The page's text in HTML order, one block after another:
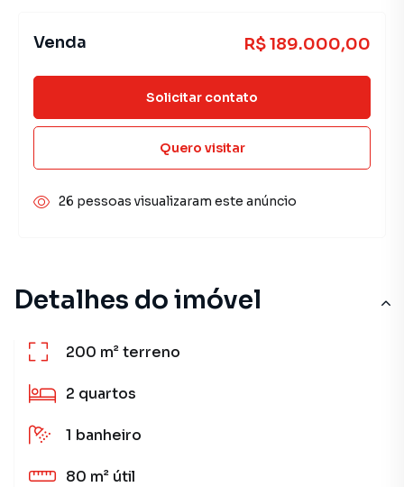
Detalhes do imóvel
200 m²terreno
2 quartos
1 banheiro
80 m² útil
Venda R$ 189.000,00
Solicitar contato
Quero visitar
26 pessoas visualizaram este anúncio